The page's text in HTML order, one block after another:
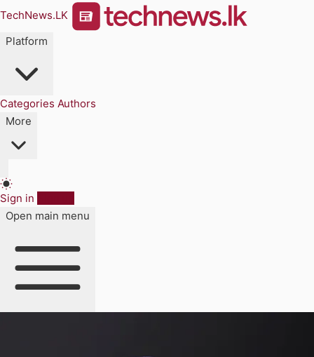
TechNews.LK
Platform
Categories Authors
More
Sign in
Open main menu